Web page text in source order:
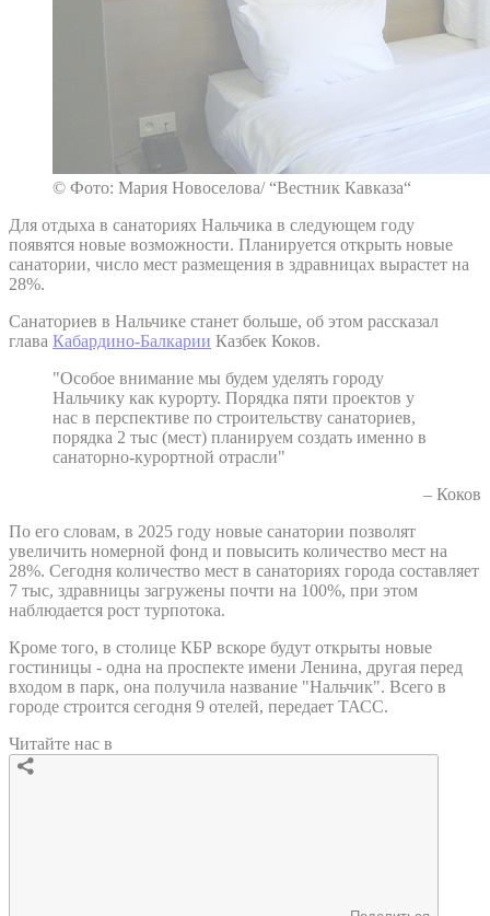
© Фото: Мария Новоселова/ “Вестник Кавказа“
Для отдыха в санаториях Нальчика в следующем году
появятся новые возможности. Планируется открыть новые
санатории, число мест размещения в здравницах вырастет на
28%.
Санаториев в Нальчике станет больше, об этом рассказал
глава Кабардино-Балкарии Казбек Коков.
"Особое внимание мы будем уделять городу
Нальчику как курорту. Порядка пяти проектов у
нас в перспективе по строительству санаториев,
порядка 2 тыс (мест) планируем создать именно в
санаторно-курортной отрасли"
– Коков
По его словам, в 2025 году новые санатории позволят
увеличить номерной фонд и повысить количество мест на
28%. Сегодня количество мест в санаториях города составляет
7 тыс, здравницы загружены почти на 100%, при этом
наблюдается рост турпотока.
Кроме того, в столице КБР вскоре будут открыты новые
гостиницы - одна на проспекте имени Ленина, другая перед
входом в парк, она получила название "Нальчик". Всего в
городе строится сегодня 9 отелей, передает ТАСС.
Читайте нас в